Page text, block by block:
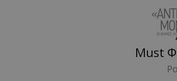
Must